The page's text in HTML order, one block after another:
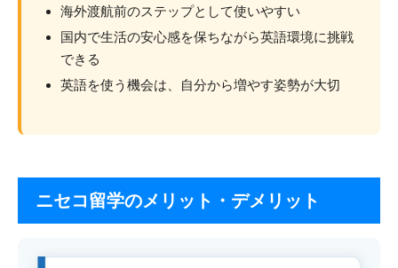
海外渡航前のステップとして使いやすい
国内で生活の安心感を保ちながら英語環境に挑戦
できる
英語を使う機会は、自分から増やす姿勢が大切
ニセコ留学のメリット・デメリット